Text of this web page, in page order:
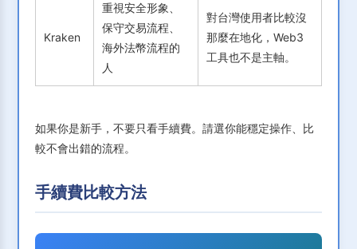
Kraken
重視安全形象、
保守交易流程、
海外法幣流程的
人
對台灣使用者比較沒
那麼在地化，Web3
工具也不是主軸。
如果你是新手，不要只看手續費。請選你能穩定操作、比
較不會出錯的流程。
手續費比較方法